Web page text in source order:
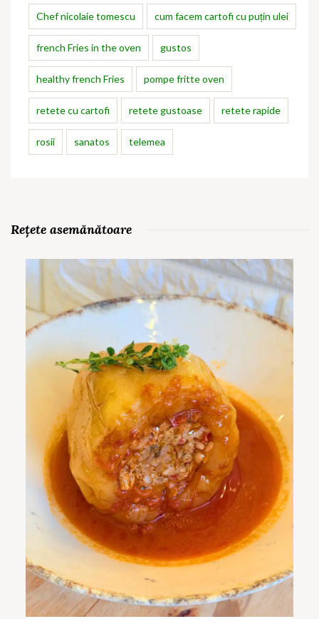
Chef nicolaie tomescu cum facem cartofi cu puțin ulei
french Fries in the oven gustos
healthy french Fries pompe fritte oven
retete cu cartofi retete gustoase retete rapide
rosii sanatos telemea
Rețete asemănătoare